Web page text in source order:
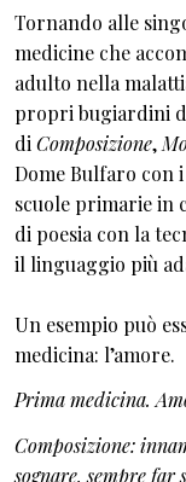
Tornando alle
medicine che
adulto nella
propri bugiardini
di Composizione,
Dome Bulfaro con
scuole primarie in
di poesia con la
il linguaggio più
Un esempio può
medicina: l’amore.
Prima medicina.
Composizione:
sognare, sempre far